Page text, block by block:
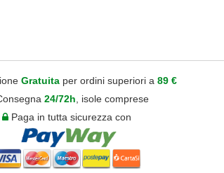
Gratuita per ordini superiori a 89 €
24/72h , isole comprese
Paga in tutta sicurezza con